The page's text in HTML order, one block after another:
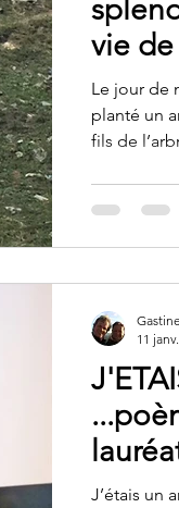
vie de Françoise, des "Arbres du
Désir
Le jour de
planté un arbre. Un père sait toujours
fils de
J’étais un
11